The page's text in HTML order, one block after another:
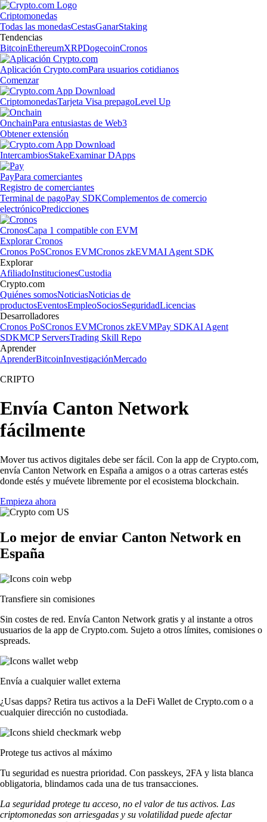
Criptomonedas
Todas las monedasCestasGanarStaking
Tendencias
BitcoinEthereumXRPDogecoinCronos
Aplicación Crypto.comPara usuarios cotidianos
Comenzar
CriptomonedasTarjeta Visa prepagoLevel Up
OnchainPara entusiastas de Web3
Obtener extensión
IntercambiosStakeExaminar DApps
PayPara comerciantes
Registro de comerciantes
Terminal de pagoPay SDKComplementos de comercio
electrónicoPredicciones
CronosCapa 1 compatible con EVM
Explorar Cronos
Cronos PoSCronos EVMCronos zkEVMAI Agent SDK
Explorar
AfiliadoInstitucionesCustodia
Crypto.com
Quiénes somosNoticiasNoticias de
productosEventosEmpleoSociosSeguridadLicencias
Desarrolladores
Cronos PoSCronos EVMCronos zkEVMPay SDKAI Agent
SDKMCP ServersTrading Skill Repo
Aprender
AprenderBitcoinInvestigaciónMercado
CRIPTO
Envía Canton Network
fácilmente
Mover tus activos digitales debe ser fácil. Con la app de Crypto.com,
envía Canton Network en España a amigos o a otras carteras estés
donde estés y muévete libremente por el ecosistema blockchain.
Empieza ahora
Lo mejor de enviar Canton Network en
España
Transfiere sin comisiones
Sin costes de red. Envía Canton Network gratis y al instante a otros
usuarios de la app de Crypto.com. Sujeto a otros límites, comisiones o
spreads.
Envía a cualquier wallet externa
¿Usas dapps? Retira tus activos a la DeFi Wallet de Crypto.com o a
cualquier dirección no custodiada.
Protege tus activos al máximo
Tu seguridad es nuestra prioridad. Con passkeys, 2FA y lista blanca
obligatoria, blindamos cada una de tus transacciones.
La seguridad protege tu acceso, no el valor de tus activos. Las
criptomonedas son arriesgadas y su volatilidad puede afectar